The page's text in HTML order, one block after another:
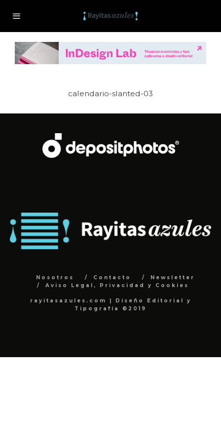
calendario-slanted-03
Nosotros Contacto
Newsletter
Aviso Legal, Privacidad y Cookies
rayitasazules.com | Diseño Editorial y
Tipografía ©2019